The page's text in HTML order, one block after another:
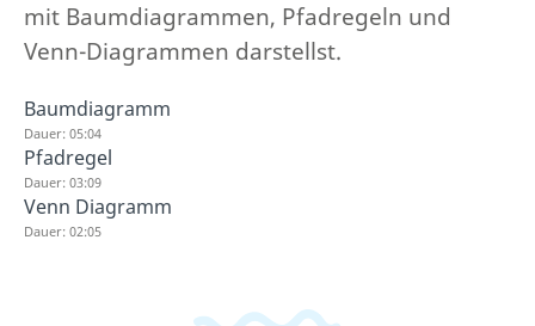
mit Baumdiagrammen, Pfadregeln und
Venn-Diagrammen darstellst.
Baumdiagramm
Dauer: 05:04
Pfadregel
Dauer: 03:09
Venn Diagramm
Dauer: 02:05